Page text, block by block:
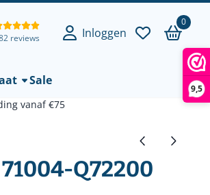
9,5
reviews Inloggen
0
Sale
vanaf €75
Q72200